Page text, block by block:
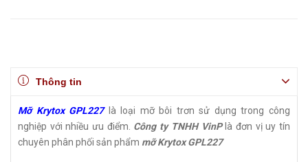
Thông tin
Mỡ Krytox GPL227là loại mỡ bôi trơn sử dụng trong công
nghiệp với nhiều ưu điểm. Công ty TNHH VinPlà đơn vị uy tín
chuyên phân phối sản phẩm mỡ Krytox GPL227